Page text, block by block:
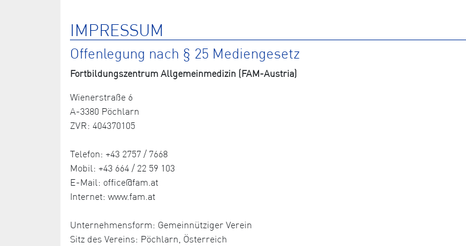
IMPRESSUM
Offenlegung nach § 25 Mediengesetz
Fortbildungszentrum Allgemeinmedizin (FAM-Austria)
Wienerstraße 6
A-3380 Pöchlarn
ZVR: 404370105
Telefon: +43 2757 / 7668
Mobil: +43 664 / 22 59 103
E-Mail: office@fam.at
Internet: www.fam.at
Unternehmensform: Gemeinnütziger Verein
Sitz des Vereins: Pöchlarn, Österreich